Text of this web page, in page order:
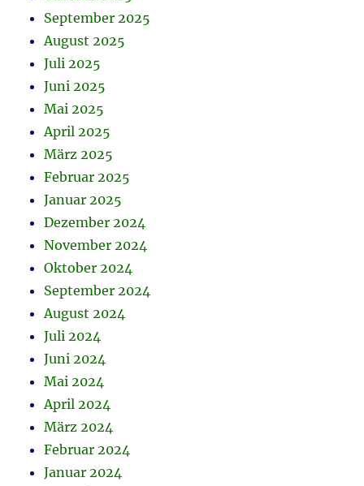
September 2025
August 2025
Juli 2025
Juni 2025
Mai 2025
April 2025
März 2025
Februar 2025
Januar 2025
Dezember 2024
November 2024
Oktober 2024
September 2024
August 2024
Juli 2024
Juni 2024
Mai 2024
April 2024
März 2024
Februar 2024
Januar 2024